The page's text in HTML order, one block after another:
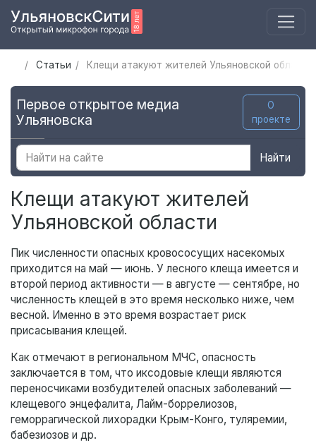
Статьи Клещи атакуют жителей Ульяновской области
Первое открытое медиа
Ульяновска
О
проекте
Найти
Клещи атакуют жителей
Ульяновской области
Пик численности опасных кровососущих насекомых
приходится на май — июнь. У лесного клеща имеется и
второй период активности — в августе — сентябре, но
численность клещей в это время несколько ниже, чем
весной. Именно в это время возрастает риск
присасывания клещей.
Как отмечают в региональном МЧС, опасность
заключается в том, что иксодовые клещи являются
переносчиками возбудителей опасных заболеваний —
клещевого энцефалита, Лайм-боррелиозов,
геморрагической лихорадки Крым-Конго, туляремии,
бабезиозов и др.